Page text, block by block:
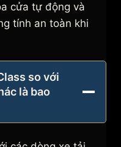
cửa tự động và
tính an toàn khi
so với
là bao